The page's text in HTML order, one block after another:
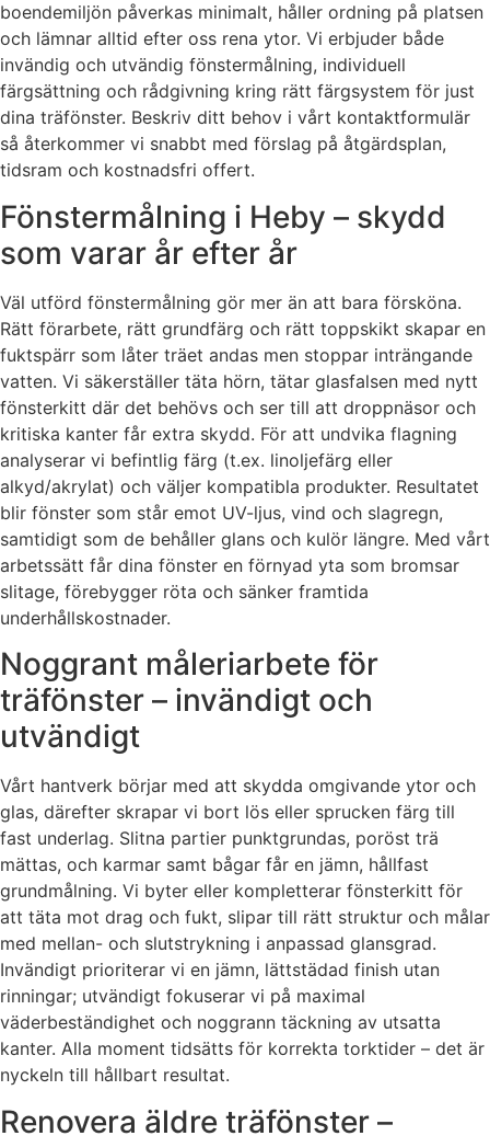
boendemiljön påverkas minimalt, håller ordning på platsen
och lämnar alltid efter oss rena ytor. Vi erbjuder både
invändig och utvändig fönstermålning, individuell
färgsättning och rådgivning kring rätt färgsystem för just
dina träfönster. Beskriv ditt behov i vårt kontaktformulär
så återkommer vi snabbt med förslag på åtgärdsplan,
tidsram och kostnadsfri offert.
Fönstermålning i Heby – skydd
som varar år efter år
Väl utförd fönstermålning gör mer än att bara försköna.
Rätt förarbete, rätt grundfärg och rätt toppskikt skapar en
fuktspärr som låter träet andas men stoppar inträngande
vatten. Vi säkerställer täta hörn, tätar glasfalsen med nytt
fönsterkitt där det behövs och ser till att droppnäsor och
kritiska kanter får extra skydd. För att undvika flagning
analyserar vi befintlig färg (t.ex. linoljefärg eller
alkyd/akrylat) och väljer kompatibla produkter. Resultatet
blir fönster som står emot UV-ljus, vind och slagregn,
samtidigt som de behåller glans och kulör längre. Med vårt
arbetssätt får dina fönster en förnyad yta som bromsar
slitage, förebygger röta och sänker framtida
underhållskostnader.
Noggrant måleriarbete för
träfönster – invändigt och
utvändigt
Vårt hantverk börjar med att skydda omgivande ytor och
glas, därefter skrapar vi bort lös eller sprucken färg till
fast underlag. Slitna partier punktgrundas, poröst trä
mättas, och karmar samt bågar får en jämn, hållfast
grundmålning. Vi byter eller kompletterar fönsterkitt för
att täta mot drag och fukt, slipar till rätt struktur och målar
med mellan- och slutstrykning i anpassad glansgrad.
Invändigt prioriterar vi en jämn, lättstädad finish utan
rinningar; utvändigt fokuserar vi på maximal
väderbeständighet och noggrann täckning av utsatta
kanter. Alla moment tidsätts för korrekta torktider – det är
nyckeln till hållbart resultat.
Renovera äldre träfönster –